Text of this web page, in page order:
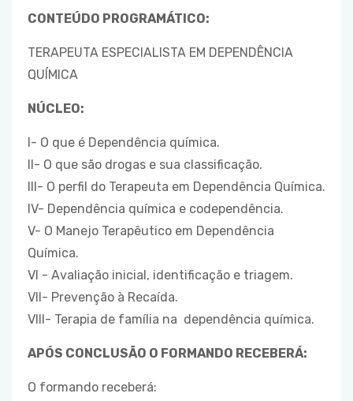
CONTEÚDO PROGRAMÁTICO:
TERAPEUTA ESPECIALISTA EM DEPENDÊNCIA
QUÍMICA
NÚCLEO:
I- O que é Dependência química.
II- O que são drogas e sua classificação.
III- O perfil do Terapeuta em Dependência Química.
IV- Dependência química e codependência.
V- O Manejo Terapêutico em Dependência
Química.
VI - Avaliação inicial, identificação e triagem.
VII- Prevenção à Recaída.
VIII- Terapia de família na dependência química.
APÓS CONCLUSÃO O FORMANDO RECEBERÁ:
O formando receberá: